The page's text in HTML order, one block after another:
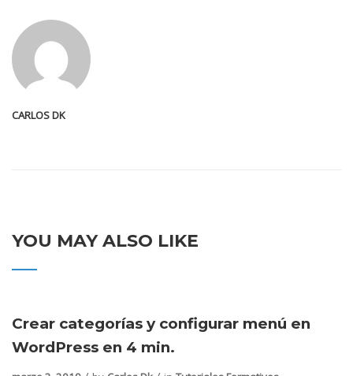
CARLOS DK
YOU MAY ALSO LIKE
Crear categorías y configurar menú en
WordPress en 4 min.